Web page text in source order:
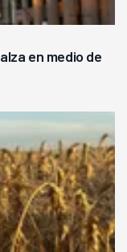
en medio de